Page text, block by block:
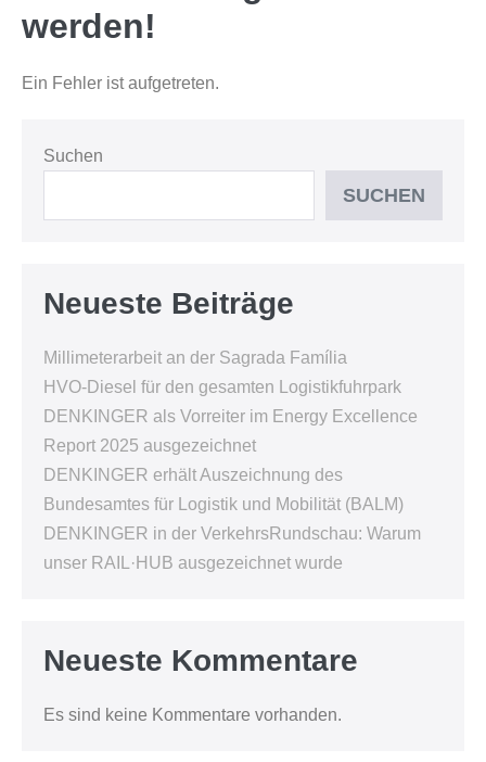
werden!
Ein Fehler ist aufgetreten.
Suchen
SUCHEN
Neueste Beiträge
Millimeterarbeit an der Sagrada Família
HVO-Diesel für den gesamten Logistikfuhrpark
DENKINGER als Vorreiter im Energy Excellence
Report 2025 ausgezeichnet
DENKINGER erhält Auszeichnung des
Bundesamtes für Logistik und Mobilität (BALM)
DENKINGER in der VerkehrsRundschau: Warum
unser RAIL·HUB ausgezeichnet wurde
Neueste Kommentare
Es sind keine Kommentare vorhanden.